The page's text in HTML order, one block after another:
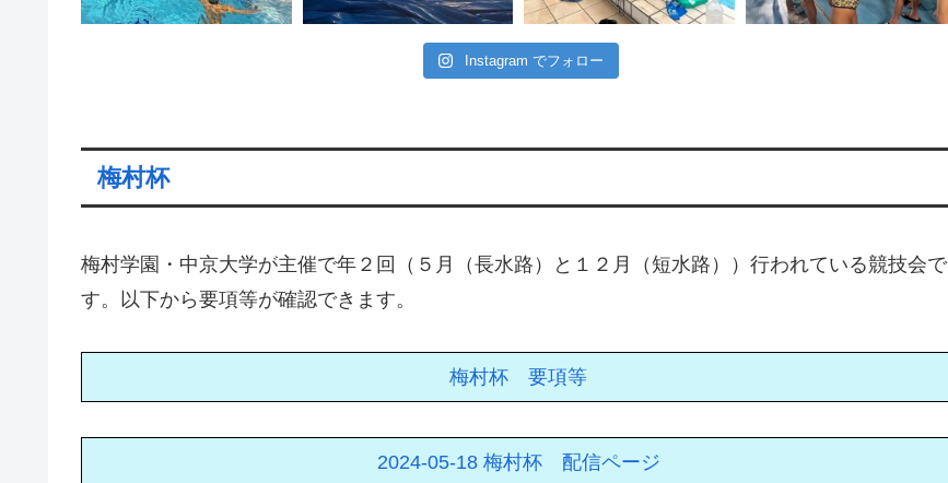
Instagram でフォロー
梅村杯
梅村学園・中京大学が主催で年２回（５月（長水路）と１２月（短水路））行われている競技会で
す。以下から要項等が確認できます。
梅村杯 要項等
2024-05-18 梅村杯 配信ページ